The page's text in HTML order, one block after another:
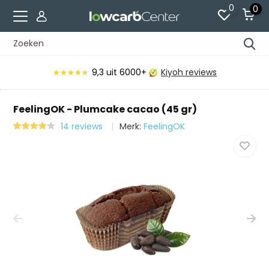
0 0
★★★★★
★★★★★ 9,3 uit 6000+ Kiyoh reviews
FeelingOK - Plumcake cacao (45 gr)
14 reviews Merk:FeelingOK